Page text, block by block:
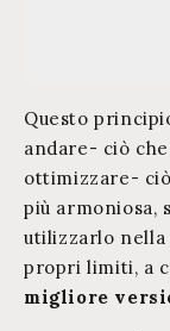
Questo
andare- ciò
ottimizzare-
più armoniosa,
utilizzarlo nella
propri limiti, a
migliore